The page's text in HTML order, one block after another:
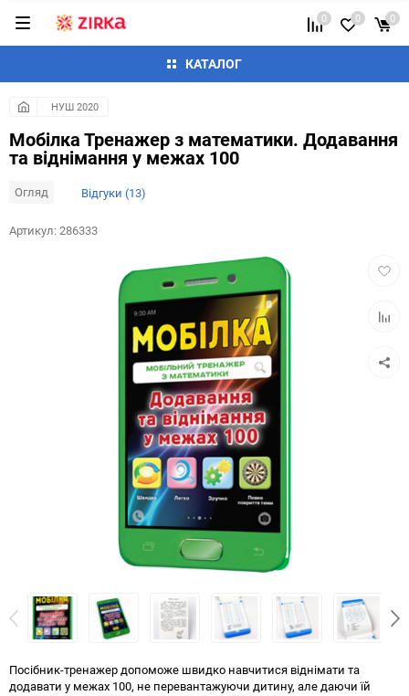
КАТАЛОГ
0 0 0
НУШ 2020
Мобілка Тренажер з математики. Додавання
та вiднiмання у межах 100
Огляд Відгуки (13)
до
Артикул:286333
Посібник-тренажер допоможе швидко навчитися віднімати та
додавати у межах 100, не перевантажуючи дитину, але даючи їй